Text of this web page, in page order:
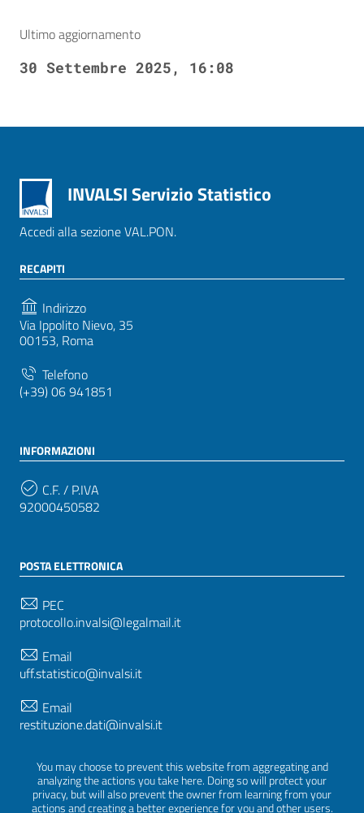
You may choose to prevent this website from aggregating and
analyzing the actions you take here. Doing so will protect your
privacy, but will also prevent the owner from learning from your
actions and creating a better experience for you and other users.
Ultimo aggiornamento
30 Settembre 2025, 16:08
INVALSI Servizio Statistico
Accedi alla sezione VAL.PON.
RECAPITI
Indirizzo
Via Ippolito Nievo, 35
00153, Roma
Telefono
(+39) 06 941851
INFORMAZIONI
C.F. / P.IVA
92000450582
POSTA ELETTRONICA
PEC
protocollo.invalsi@legalmail.it
Email
uff.statistico@invalsi.it
Email
restituzione.dati@invalsi.it
SEGUICI SU